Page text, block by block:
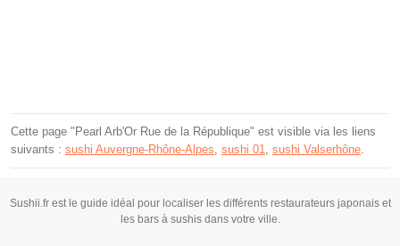
Cette page "Pearl Arb'Or Rue de la République" est visible via les liens
suivants : sushi Auvergne-Rhône-Alpes sushi 01 sushi Valserhône
Sushii.fr est le guide idéal pour localiser les différents restaurateurs japonais et
les bars à sushis dans votre ville.